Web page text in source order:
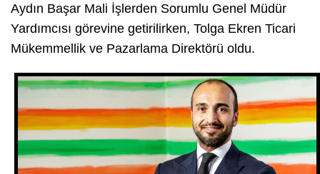
Aydın Başar Mali İşlerden Sorumlu Genel Müdür
Yardımcısı görevine getirilirken, Tolga Ekren Ticari
Mükemmellik ve Pazarlama Direktörü oldu.